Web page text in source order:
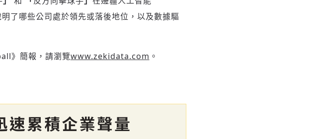
了哪些公司處於領先或落後地位，以及數據驅
》簡報，請瀏覽www.zekidata.com 。